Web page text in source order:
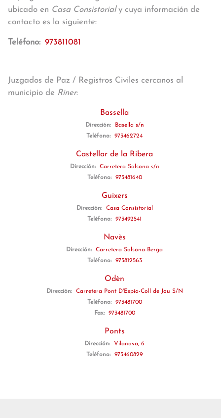
ubicado en Casa Consistorialy cuya información de
contacto es la siguiente:
Teléfono: 973811081
Juzgados de Paz / Registros Civiles cercanos al
municipio de Riner:
Bassella
Dirección:
Basella s/n
Teléfono:
973462724
Castellar de la Ribera
Dirección:
Carretera Solsona s/n
Teléfono:
973481640
Guixers
Dirección:
Casa Consistorial
Teléfono:
973492541
Navès
Dirección:
Carretera Solsona-Berga
Teléfono:
973812563
Odèn
Dirección:
Carretera Pont D'Espia-Coll de Jou S/N
Teléfono:
973481700
Fax:
973481700
Ponts
Dirección:
Vilanova, 6
Teléfono:
973460829